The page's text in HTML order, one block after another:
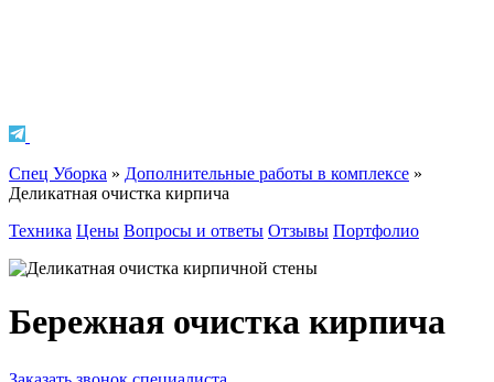
Спец Уборка » Дополнительные работы в комплексе »
Деликатная очистка кирпича
Техника Цены Вопросы и ответы Отзывы Портфолио
Бережная очистка кирпича